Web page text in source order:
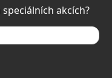
akcích?